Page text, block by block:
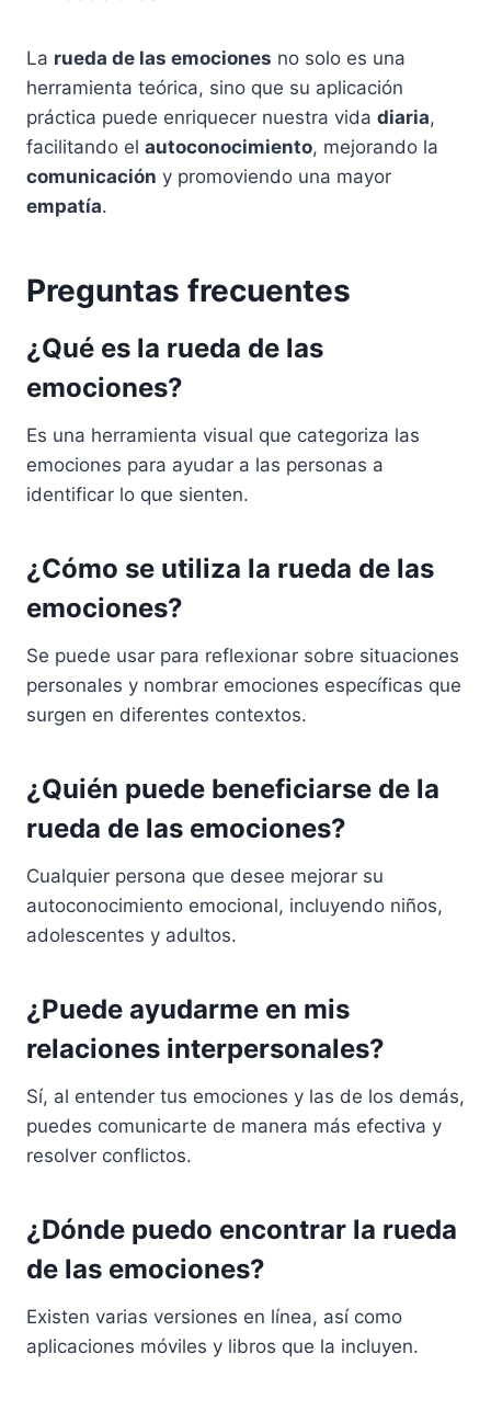
La rueda de las emociones no solo es una
herramienta teórica, sino que su aplicación
práctica puede enriquecer nuestra vida diaria,
facilitando el autoconocimiento, mejorando la
comunicación y promoviendo una mayor
empatía.
Preguntas frecuentes
¿Qué es la rueda de las
emociones?
Es una herramienta visual que categoriza las
emociones para ayudar a las personas a
identificar lo que sienten.
¿Cómo se utiliza la rueda de las
emociones?
Se puede usar para reflexionar sobre situaciones
personales y nombrar emociones específicas que
surgen en diferentes contextos.
¿Quién puede beneficiarse de la
rueda de las emociones?
Cualquier persona que desee mejorar su
autoconocimiento emocional, incluyendo niños,
adolescentes y adultos.
¿Puede ayudarme en mis
relaciones interpersonales?
Sí, al entender tus emociones y las de los demás,
puedes comunicarte de manera más efectiva y
resolver conflictos.
¿Dónde puedo encontrar la rueda
de las emociones?
Existen varias versiones en línea, así como
aplicaciones móviles y libros que la incluyen.